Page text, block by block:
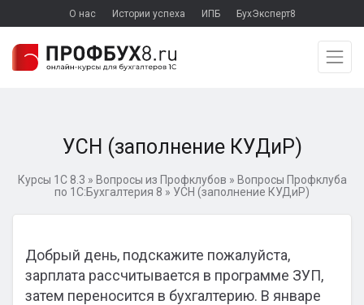
О нас Истории успеха ИПБ БухЭксперт8
УСН (заполнение КУДиР)
Курсы 1С 8.3 » Вопросы из Профклубов » Вопросы Профклуба
по 1С:Бухгалтерия 8 » УСН (заполнение КУДиР)
Добрый день, подскажите пожалуйста,
зарплата рассчитывается в программе ЗУП,
затем переносится в бухгалтерию. В январе